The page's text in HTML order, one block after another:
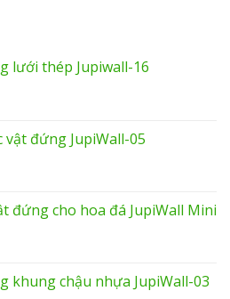
lưới thép Jupiwall-16
vật đứng JupiWall-05
đứng cho hoa đá JupiWall Mini
khung chậu nhựa JupiWall-03